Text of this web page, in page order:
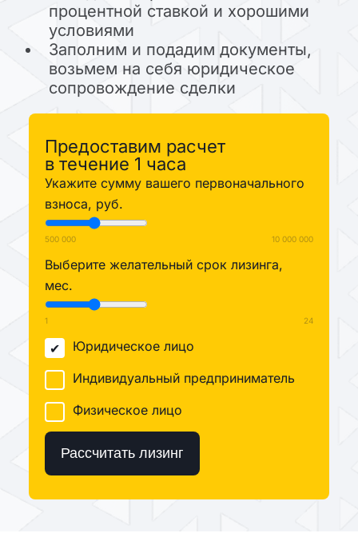
процентной ставкой и хорошими
условиями
Заполним и подадим документы,
возьмем на себя юридическое
сопровождение сделки
Предоставим расчет
в течение 1 часа
Укажите сумму вашего первоначального
взноса, руб.
500 000 10 000 000
Выберите желательный срок лизинга,
мес.
1 24
Юридическое лицо
Индивидуальный предприниматель
Физическое лицо
Рассчитать лизинг